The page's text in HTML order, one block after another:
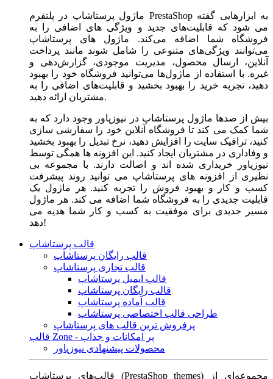
ماژول‌ پرستاشاپ در پلتفرم PrestaShop به ابزارهایی گفته
می شود که قابلیت‌های جدید و ویژگی های اضافی را به
فروشگاه شما اضافه می‌کند. ماژول های پرستاشاپ
می‌توانند ویژگی‌های متنوعی را شامل شوند مانند پرداخت
آنلاین، ارسال محصول، مدیریت موجودی، گزارش‌دهی و
غیره. با استفاده از ماژول‌ها می‌توانید فروشگاه خود را بهبود
دهید، تجربه خرید را بهبود بخشید و قابلیت‌های اضافی را به
مشتریان ارائه دهید.
بیش از صدها ماژول پرستاشاپ در نیوزپاور وجود دارد که به
شما کمک می کند تا فروشگاه آنلاین خود را سفارشی سازی
کنید، ترافیک سایت را افزایش دهید، نرخ تبدیل را بهبود بخشید
و وفاداری در مشتریان ایجاد کنید. این افزونه ها همگی توسط
نیوزپاور خریداری شده اند و اصالت دارند. با مجموعه بی
نظیری از افزونه های پرستاشاپ می توانید روند پیشرفت
کسب و کار و بهبود فروش را تجربه کنید. هر ماژول یک
قابلیت جدیدی را به فروشگاه شما اضافه می کند. هر ماژول
مسیر جدیدی برای موفقیت به کسب و کار شما هدیه می
دهد!
قالب پرستاشاپ
قالب رایگان پرستاشاپ
قالب تجاری پرستاشاپ
قالب ایمیل پرستاشاپ
قالب رایگان پرستاشاپ
قالب آماده پرستاشاپ
طراحی قالب اختصاصی پرستاشاپ
پرفروش ترین قالب های پرستاشاپ
قالب Zone - پر امکانات و جذاب
محصولات پیشنهادی نیوزپاور
قالب‌های پرستاشاپ (PrestaShop themes) مجموعه‌ای از